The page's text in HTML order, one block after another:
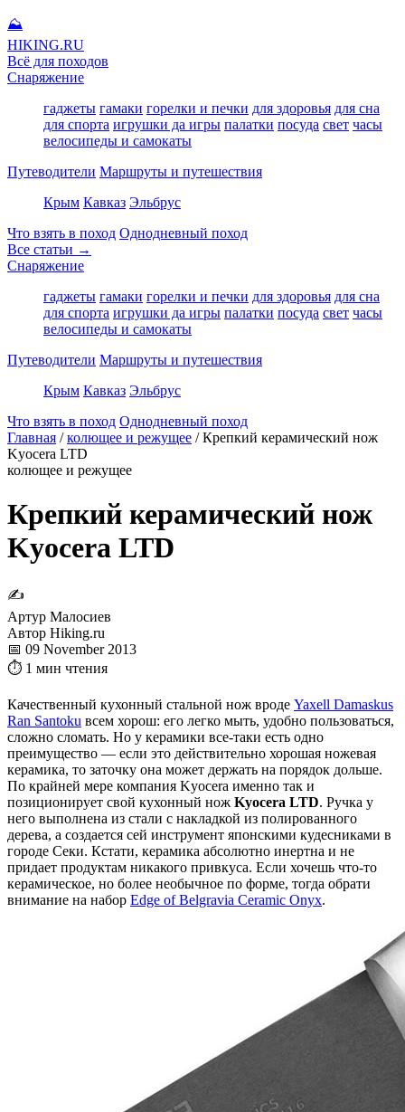
⛰
HIKING.RU
Всё для походов
Снаряжение
гаджеты гамаки горелки и печки для здоровья для сна
для спорта игрушки да игры палатки посуда свет часы
велосипеды и самокаты
Путеводители Маршруты и путешествия
Крым Кавказ Эльбрус
Что взять в поход Однодневный поход
Все статьи →
Снаряжение
гаджеты гамаки горелки и печки для здоровья для сна
для спорта игрушки да игры палатки посуда свет часы
велосипеды и самокаты
Путеводители Маршруты и путешествия
Крым Кавказ Эльбрус
Что взять в поход Однодневный поход
Главная / колющее и режущее / Крепкий керамический нож
Kyocera LTD
колющее и режущее
Крепкий керамический нож
Kyocera LTD
✍
Артур Малосиев
Автор Hiking.ru
📅 09 November 2013
⏱ 1 мин чтения
Качественный кухонный стальной нож вроде Yaxell Damaskus
Ran Santoku всем хорош: его легко мыть, удобно пользоваться,
сложно сломать. Но у керамики все-таки есть одно
преимущество — если это действительно хорошая ножевая
керамика, то заточку она может держать на порядок дольше.
По крайней мере компания Kyocera именно так и
позиционирует свой кухонный нож Kyocera LTD. Ручка у
него выполнена из стали с накладкой из полированного
дерева, а создается сей инструмент японскими кудесниками в
городе Секи. Кстати, керамика абсолютно инертна и не
придает продуктам никакого привкуса. Если хочешь что-то
керамическое, но более необычное по форме, тогда обрати
внимание на набор Edge of Belgravia Ceramic Onyx.